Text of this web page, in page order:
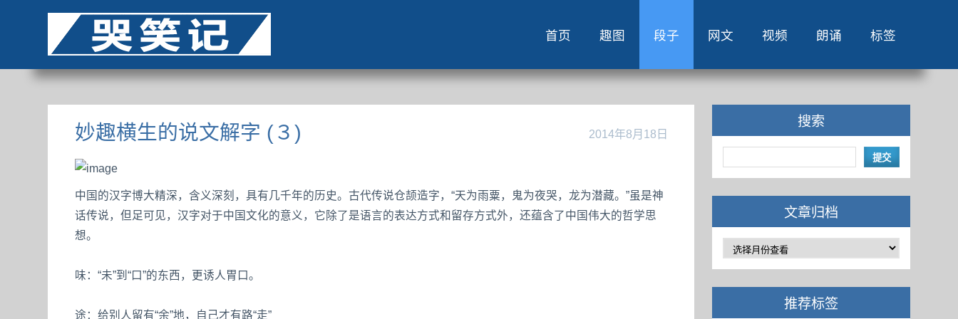
首页 趣图 段子 网文 视频 朗诵 标签
2014年8月18日
妙趣横生的说文解字 (３)
中国的汉字博大精深，含义深刻，具有几千年的历史。古代传说仓颉造字，“天为雨粟，鬼为夜哭，龙为潜藏。”虽是神
话传说，但足可见，汉字对于中国文化的意义，它除了是语言的表达方式和留存方式外，还蕴含了中国伟大的哲学思
想。
味：“未”到“口”的东西，更诱人胃口。
途：给别人留有“余”地，自己才有路“走”
搜索
文章归档
推荐标签